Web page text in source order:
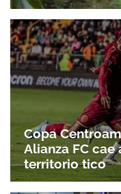
Copa
Alianza FC cae
territorio tico